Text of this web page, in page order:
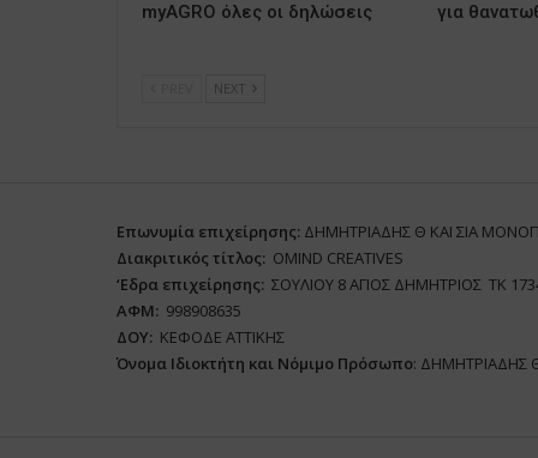
myAGRO όλες οι δηλώσεις
για
NEXT
Επωνυμία επιχείρησης: ΔΗΜΗΤΡΙΑΔΗΣ Θ ΚΑΙ ΣΙΑ
Διακριτικός τίτλος: ΟΜΙΝD CREATIVES
‘Eδρα επιχείρησης: ΣΟΥΛΙΟΥ 8 ΑΓΙΟΣ ΔΗΜΗΤΡΙΟΣ ΤΚ
ΑΦΜ: 998908635
ΔΟΥ: ΚΕΦΟΔΕ ΑΤΤΙΚΗΣ
Όνομα Ιδιοκτήτη και Νόμιμο Πρόσωπο: ΔΗΜΗΤΡΙΑΔΗΣ